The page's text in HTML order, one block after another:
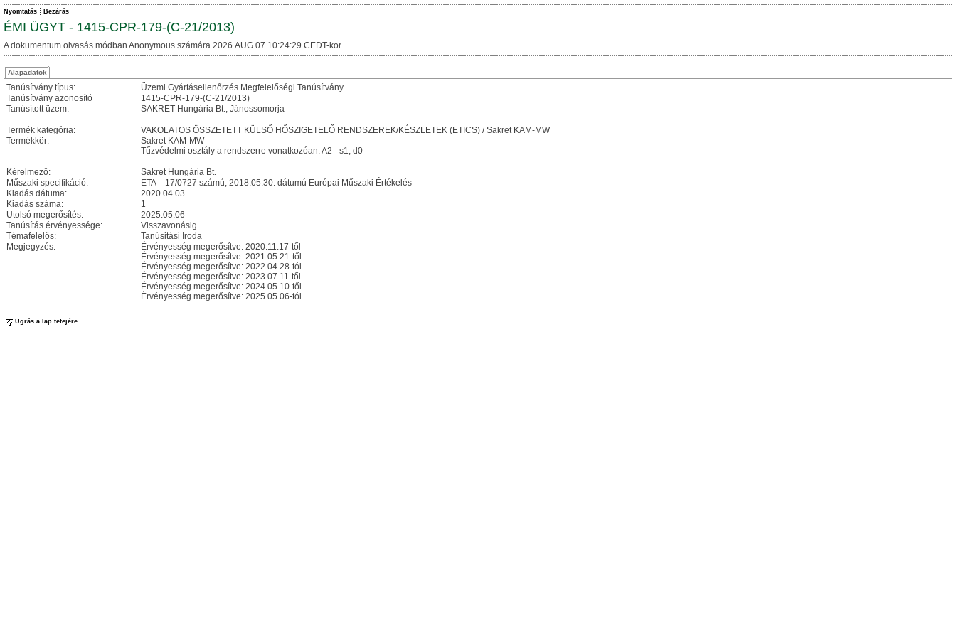
Nyomtatás Bezárás
ÉMI ÜGYT - 1415-CPR-179-(C-21/2013)
A dokumentum olvasás módban Anonymous számára 2026.AUG.07 10:24:29 CEDT-kor
Alapadatok
Tanúsítvány típus:
Üzemi Gyártásellenőrzés Megfelelőségi Tanúsítvány
Tanúsítvány azonosító
1415-CPR-179-(C-21/2013)
Tanúsított üzem:
SAKRET Hungária Bt., Jánossomorja
Termék kategória:
VAKOLATOS ÖSSZETETT KÜLSŐ HŐSZIGETELŐ RENDSZEREK/KÉSZLETEK (ETICS) / Sakret KAM-MW
Termékkör:
Sakret KAM-MW
Tűzvédelmi osztály a rendszerre vonatkozóan: A2 - s1, d0
Kérelmező:
Sakret Hungária Bt.
Műszaki specifikáció:
ETA – 17/0727 számú, 2018.05.30. dátumú Európai Műszaki Értékelés
Kiadás dátuma:
2020.04.03
Kiadás száma:
1
Utolsó megerősítés:
2025.05.06
Tanúsítás érvényessége:
Visszavonásig
Témafelelős:
Tanúsitási Iroda
Megjegyzés:
Érvényesség megerősítve: 2020.11.17-től
Érvényesség megerősítve: 2021.05.21-től
Érvényesség megerősítve: 2022.04.28-tól
Érvényesség megerősítve: 2023.07.11-től
Érvényesség megerősítve: 2024.05.10-től.
Érvényesség megerősítve: 2025.05.06-tól.
Ugrás a lap tetejére